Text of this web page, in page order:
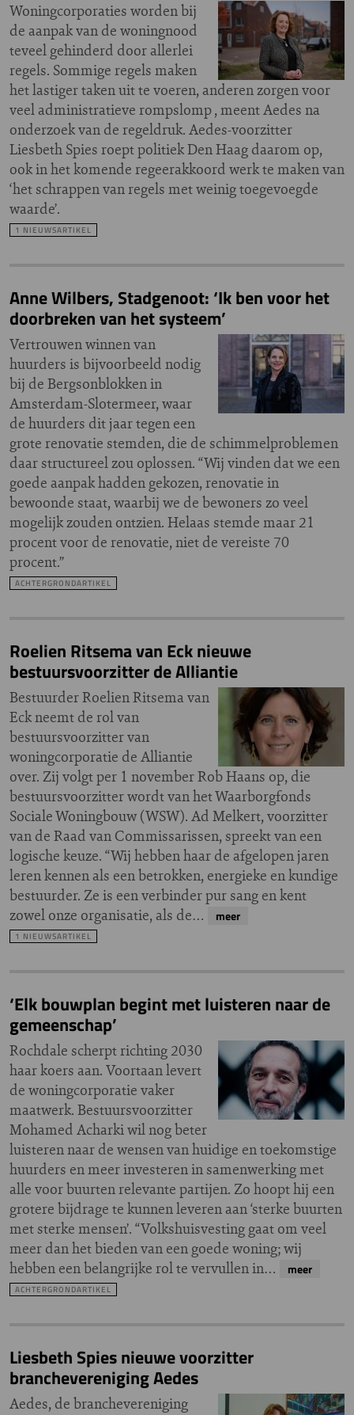
Woningcorporaties worden bij
de aanpak van de woningnood
teveel gehinderd door allerlei
regels. Sommige regels maken
het lastiger taken uit te voeren, anderen zorgen voor
veel administratieve rompslomp , meent Aedes na
onderzoek van de regeldruk. Aedes-voorzitter
Liesbeth Spies roept politiek Den Haag daarom op,
ook in het komende regeerakkoord werk te maken van
‘het schrappen van regels met weinig toegevoegde
waarde’.
1 NIEUWSARTIKEL
Anne Wilbers, Stadgenoot: ‘Ik ben voor het
doorbreken van het systeem’
Vertrouwen winnen van
huurders is bijvoorbeeld nodig
bij de Bergsonblokken in
Amsterdam-Slotermeer, waar
de huurders dit jaar tegen een
grote renovatie stemden, die de schimmelproblemen
daar structureel zou oplossen. “Wij vinden dat we een
goede aanpak hadden gekozen, renovatie in
bewoonde staat, waarbij we de bewoners zo veel
mogelijk zouden ontzien. Helaas stemde maar 21
procent voor de renovatie, niet de vereiste 70
procent.”
ACHTERGRONDARTIKEL
Roelien Ritsema van Eck nieuwe
bestuursvoorzitter de Alliantie
Bestuurder Roelien Ritsema van
Eck neemt de rol van
bestuursvoorzitter van
woningcorporatie de Alliantie
over. Zij volgt per 1 november Rob Haans op, die
bestuursvoorzitter wordt van het Waarborgfonds
Sociale Woningbouw (WSW). Ad Melkert, voorzitter
van de Raad van Commissarissen, spreekt van een
logische keuze. “Wij hebben haar de afgelopen jaren
leren kennen als een betrokken, energieke en kundige
bestuurder. Ze is een verbinder pur sang en kent
zowel onze organisatie, als de…
meer
1 NIEUWSARTIKEL
‘Elk bouwplan begint met luisteren naar de
gemeenschap’
Rochdale scherpt richting 2030
haar koers aan. Voortaan levert
de woningcorporatie vaker
maatwerk. Bestuursvoorzitter
Mohamed Acharki wil nog beter
luisteren naar de wensen van huidige en toekomstige
huurders en meer investeren in samenwerking met
alle voor buurten relevante partijen. Zo hoopt hij een
grotere bijdrage te kunnen leveren aan ‘sterke buurten
met sterke mensen’. “Volkshuisvesting gaat om veel
meer dan het bieden van een goede woning; wij
hebben een belangrijke rol te vervullen in…
meer
ACHTERGRONDARTIKEL
Liesbeth Spies nieuwe voorzitter
branchevereniging Aedes
Aedes, de branchevereniging